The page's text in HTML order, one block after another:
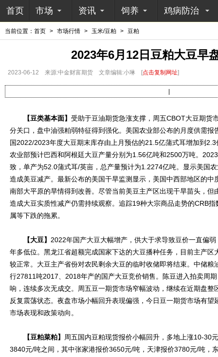
首页 市场 资讯 饲养 鸡病防治
当前位置： 首页 > 市场行情 > 玉米/豆粕 > 豆粕
2023年6月12日豆粕大豆早
2023-06-12 来源:中金财富期货 文章编辑:小琳 [点击复制网址]
【豆类基本面】 受助于豆油期货急涨支撑，周五CBOT大豆期货
分关口，盘中油强粕弱特征得到强化。美国农业部公布的月度供需报
国2022/2023年度大豆期末库存由上月预估的21.5亿蒲式耳增加到
农业部预计巴西和阿根廷大豆产量分别为1.56亿吨和2500万吨。
致，单产为52.0蒲式耳/英亩，总产量预计为1.2274亿吨。显示美国
造成美豆减产。最新公布的美国干旱监测显示，美国中西部地区的中
南部大平原的旱情得到改善。尽管当前美豆主产区出现干旱苗头，但
造成大豆实质性减产仍需持续观察。追踪19种大宗商品走势的CRB
属等下跌的拖累。
【大豆】 2022年国产大豆大幅增产，供大于求导致豆价一直偏
年多低位。黑龙江省超额完成国家下达的大豆播种任务，目前主产区
较正常。大豆主产省份对农民剩余大豆的临时收储即将结束。中储
行27811吨2017、2018年产的国产大豆竞价销售。陈豆进入拍卖周
响，连续多次无成交。周五豆一期货市场窄幅波动，继续在近期盘整
反复震荡状态。夜盘市场小幅回升表现偏强，今日豆一期货市场有
市场表现和政策动向。
【豆粕菜粕】
周五国内豆粕现货报价小幅回升，多地上涨10-30
3840元/吨之间，其中张家港报价3650元/吨，天津报价3780元/吨，